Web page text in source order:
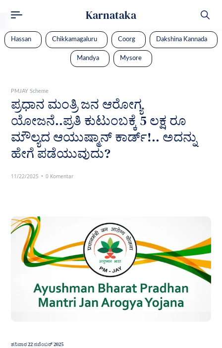
Karnataka
Hassan Chikkamagaluru Coorg Dakshina Kannada
Mandya Mysore
PMJAY Scheme
ಪ್ರಧಾನ ಮಂತ್ರಿ ಜನ ಆರೋಗ್ಯ
ಯೋಜನೆ..ಪ್ರತಿ ಕುಟುಂಬಕ್ಕೆ 5 ಲಕ್ಷ ರೂ
ಮೌಲ್ಯದ ಆಯುಷ್ಮಾನ್ ಕಾರ್ಡ್!.. ಅದನ್ನು
ಹೇಗೆ ಪಡೆಯುವುದು?
11/22/2025 0 Komentar
ಶನಿವಾರ 22 ನವೆಂಬರ್ 2025